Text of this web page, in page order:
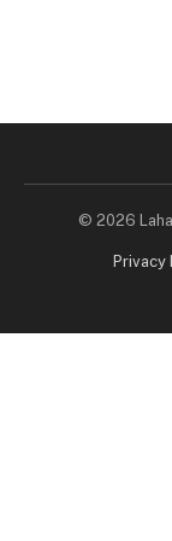
© 2026
Privacy